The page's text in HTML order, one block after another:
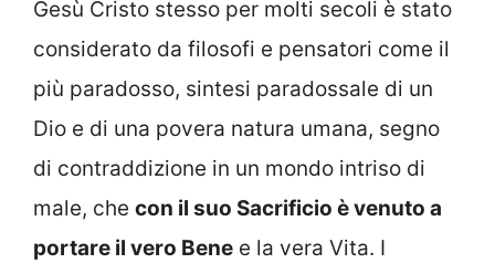
Gesù Cristo stesso per molti secoli è stato
considerato da filosofi e pensatori come il
più paradosso, sintesi paradossale di un
Dio e di una povera natura umana, segno
di contraddizione in un mondo intriso di
male, che con il suo Sacrificio è venuto a
portare il vero Bene e la vera Vita. I